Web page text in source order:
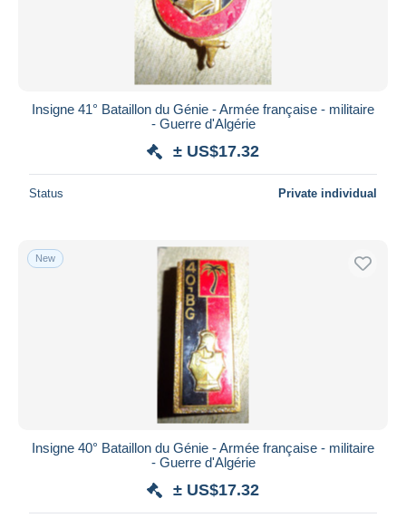
Insigne 41° Bataillon du Génie - Armée française - militaire
- Guerre d'Algérie
± US$17.32
Status Private individual
New
Insigne 40° Bataillon du Génie - Armée française - militaire
- Guerre d'Algérie
± US$17.32